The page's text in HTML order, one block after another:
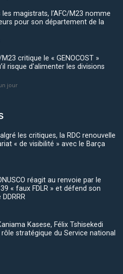
les magistrats, l’AFC/M23 nomme
pour son département de la
M23 critique le « GENOCOST »
risque d'alimenter les divisions
jour
les critiques, la RDC renouvelle
« de visibilité » avec le Barça
réagit au renvoie par le
« faux FDLR » et défend son
Kasese, Félix Tshisekedi
stratégique du Service national